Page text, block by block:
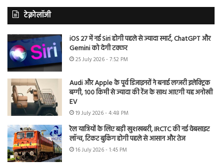
टेक्नोलॉजी
iOS 27 में नई Siri होगी पहले से ज्यादा स्मार्ट, ChatGPT और
Gemini को देगी टक्कर
25 July 2026 - 7:52 PM
Audi और Apple के पूर्व डिजाइनरों ने बनाई लग्जरी इलेक्ट्रिक
बग्गी, 100 किमी से ज्यादा की रेंज के साथ आएगी यह अनोखी
EV
19 July 2026 - 4:48 PM
रेल यात्रियों के लिए बड़ी खुशखबरी, IRCTC की नई वेबसाइट
लॉन्च, टिकट बुकिंग होगी पहले से आसान और तेज
16 July 2026 - 1:45 PM